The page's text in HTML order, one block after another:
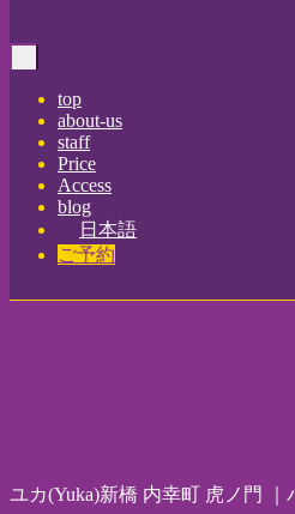
Toggle
top
about-us
staff
Price
Access
blog
日本語
ご予約
Home
ユカ(Yuka)新橋 内幸町 虎ノ門